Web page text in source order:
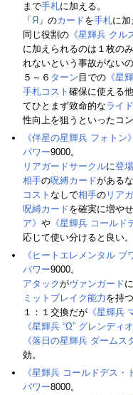
まで手札に加える。
「 Я 」のカードを手札に加
同じ役割の 《星輝兵 クル
に加えられるのは１枚のみ
れないという事故がないの
５～６ ターン 目での 《星
手札コスト 確保に使える他
てひとまず致命的なライ
性向上を狙うといったコン
《伴星の星輝兵 フォトン》
パワー9000。
リアガードサークルに登場
相手の呪縛カードがある
コスト なしで相手の リア
呪縛カードを確実に増や
ア》 や 《星輝兵 コールド
応じて使い分けると良い。
《ヒートエレメンタル ブ
パワー9000。
アタックがヴァンガードに
ミットブレイク能力 を持つ
１：１交換だが 《星輝兵
《星輝兵 “Ω” グレンディオ
《落日の星輝兵 ダームス
効。
《星輝兵 コールドデス・
パワー8000。